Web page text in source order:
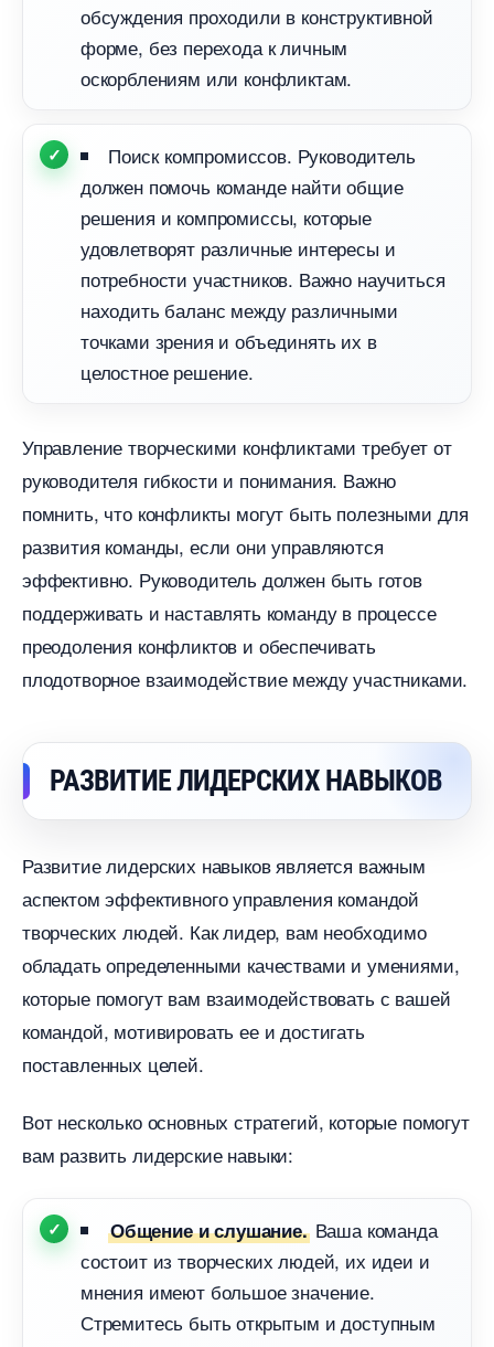
обсуждения проходили в конструктивной
форме, без перехода к личным
оскорблениям или конфликтам.
Поиск компромиссов. Руководитель
должен помочь команде найти общие
решения и компромиссы, которые
удовлетворят различные интересы и
потребности участников. Важно научиться
находить баланс между различными
точками зрения и объединять их
целостное решение.
Управление творческими конфликтами требует от
руководителя гибкости и понимания. Важно
помнить, что конфликты могут быть полезными для
развития команды, если они управляются
эффективно. Руководитель должен быть гото
поддерживать и наставлять команду в процессе
преодоления конфликтов и обеспечивать
плодотворное взаимодействие между участниками.
РАЗВИТИЕ ЛИДЕРСКИХ НАВЫКО
Развитие лидерских навыков является важным
аспектом эффективного управления командой
творческих людей. Как лидер, вам необходимо
обладать определенными качествами и умениями,
которые помогут вам взаимодействовать с вашей
командой, мотивировать ее и достигать
поставленных целей.
от несколько основных стратегий, которые помогут
ам развить лидерские навыки:
Общение и слушание.аша команда
состоит из творческих людей, их идеи и
мнения имеют большое значение.
Стремитесь быть открытым и доступным